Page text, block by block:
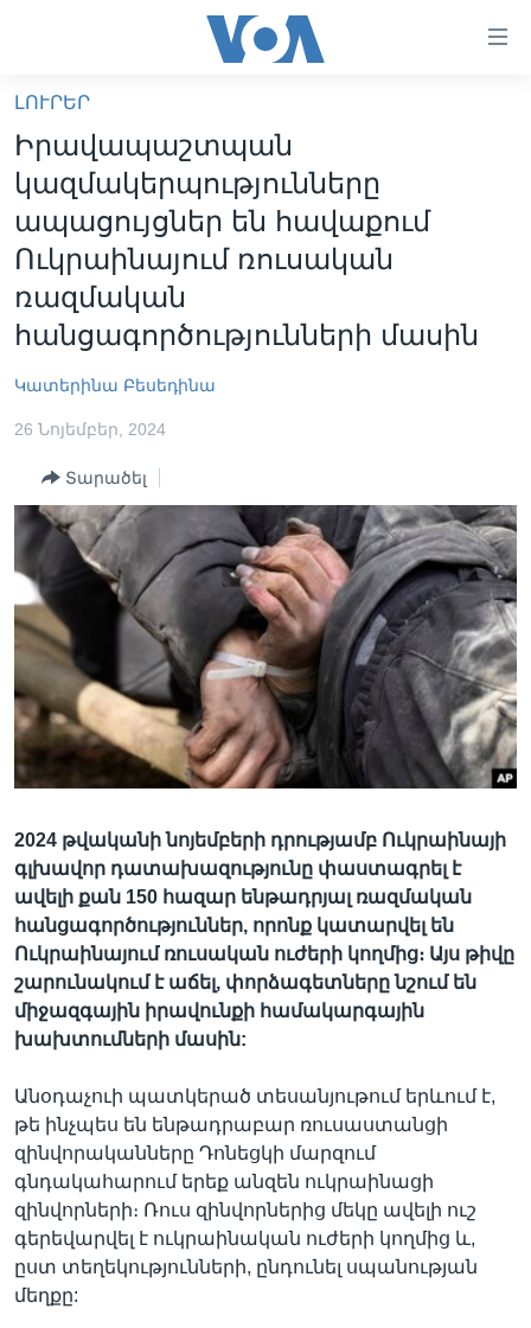
հիմնական
բովանդակությանը
անցնել
հիմնական
բովանդակությանը
հիմնական
բովանդակություն
ԼՈՒՐԵՐ
ՏԵՍԱՆՅՈՒԹԵՐ
ՖԻԼՄԵՐ
ՖԻԼՄԵՐ
IN ENGLISH
ՄԵՐ ՄԱՍԻՆ
ՄԵՐ ՄԱՍԻՆ
«ԱՄԵՐԻԿԱՅԻ ՁԱՅՆ»-Ի ԿԱՆՈՆԱԴՐՈՒԹՅՈՒՆ
ԿԱՊ ՄԵԶ ՀԵՏ
ՈՒԿՐԱԻՆԱԿԱՆ ՊԱՏԵՐԱԶՄ
Learning English
ՀԵՏԵՒԵՔ ՄԵԶ
Լեզուներ
ԼՈՒՐԵՐ
Իրավապաշտպան
կազմակերպությունները
ապացույցներ են հավաքում
Ուկրաինայում ռուսական
ռազմական
հանցագործությունների մասին
Կատերինա Բեսեդինա
26 Նոյեմբեր, 2024
Տարածել
2024 թվականի նոյեմբերի դրությամբ Ուկրաինայի
գլխավոր դատախազությունը փաստագրել է
ավելի քան 150 հազար ենթադրյալ ռազմական
հանցագործություններ, որոնք կատարվել են
Ուկրաինայում ռուսական ուժերի կողմից։ Այս թիվը
շարունակում է աճել, փորձագետները նշում են
միջազգային իրավունքի համակարգային
խախտումների մասին:
Անօդաչուի պատկերած տեսանյութում երևում է,
թե ինչպես են ենթադրաբար ռուսաստանցի
զինվորականները Դոնեցկի մարզում
գնդակահարում երեք անզեն ուկրաինացի
զինվորների։ Ռուս զինվորներից մեկը ավելի ուշ
գերեվարվել է ուկրաինական ուժերի կողմից և,
ըստ տեղեկությունների, ընդունել սպանության
մեղքը: